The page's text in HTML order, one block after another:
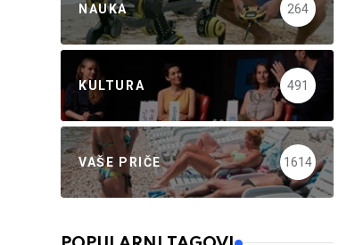
NAUKA 264
KULTURA 491
VAŠE PRIČE 1614